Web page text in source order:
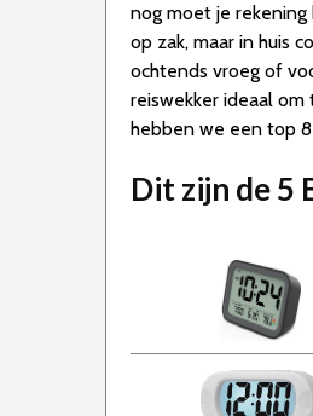
nog moet je
op zak, maar in huis
ochtends vroeg of
reiswekker ideaal
hebben we een top
Dit zijn de 5